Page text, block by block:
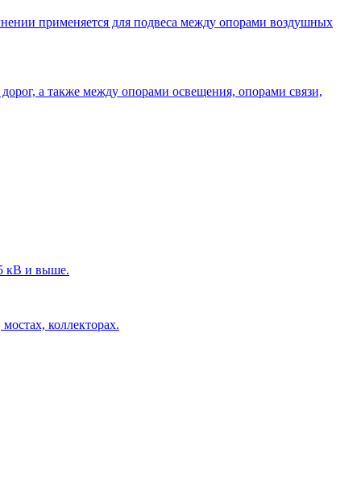
применяется для подвеса между опорами воздушных
а также между опорами освещения, опорами связи,
кВ и выше.
коллекторах.